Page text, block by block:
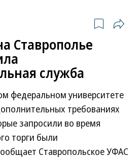
Ставрополье
служба
федеральном университете
требованиях
запросили во время
торги были
Ставропольское УФАС